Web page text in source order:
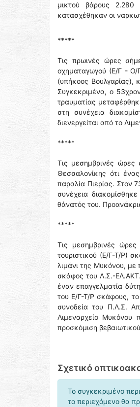
μικτού βάρους 2.280
κατασχέθηκαν οι
*****
Τις πρωινές ώρες
οχηματαγωγού (Ε/Γ - Ο/
(υπήκοος Βουλγαρίας),
Συγκεκριμένα, ο
τραυματίας
στη συνέχεια
διενεργείται από το
*****
Τις μεσημβρινές ώρες
Θεσσαλονίκης ότι
παραλία Πιερίας. Στον
συνέχεια
θάνατός του.
*****
Τις μεσημβρινές
τουριστικού (Ε/Γ-Τ/Ρ)
λιμάνι της Μυκόνου, με
σκάφος του Λ.Σ.-
έναν επαγγελματία
του Ε/Γ-Τ/Ρ σκάφους,
συνοδεία του Π.Λ.Σ.
Λιμεναρχείο Μυκόνου
προσκόμιση
Σχετικό
Το συγκεκριμένο
το περιεχόμενο θα